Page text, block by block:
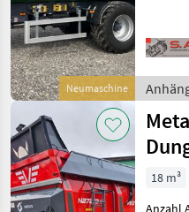
Neumaschine
935/1 -
Metal-
18 m³
Anzahl